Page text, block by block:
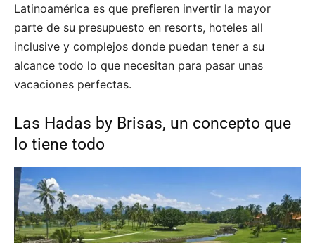
Latinoamérica es que prefieren invertir la mayor
parte de su presupuesto en resorts, hoteles all
inclusive y complejos donde puedan tener a su
alcance todo lo que necesitan para pasar unas
vacaciones perfectas.
Las Hadas by Brisas, un concepto que
lo tiene todo